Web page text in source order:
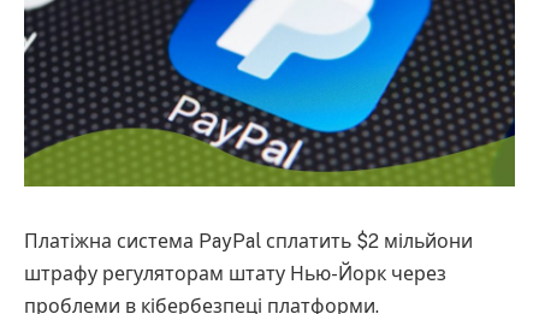
Платіжна система PayPal сплатить $2 мільйони
штрафу регуляторам штату Нью-Йорк через
проблеми в кібербезпеці платформи.